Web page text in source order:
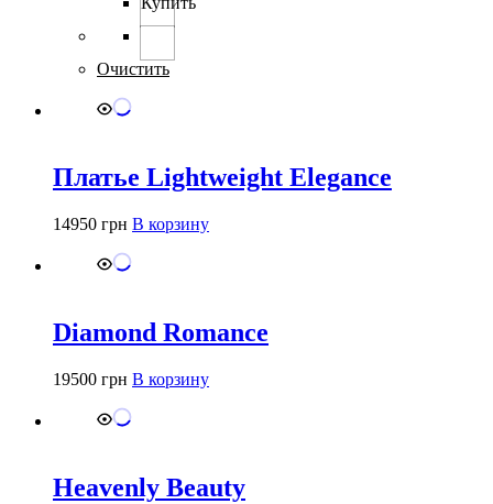
Очистить
Платье Lightweight Elegance
14950 грн В корзину
Diamond Romance
19500 грн В корзину
Heavenly Beauty